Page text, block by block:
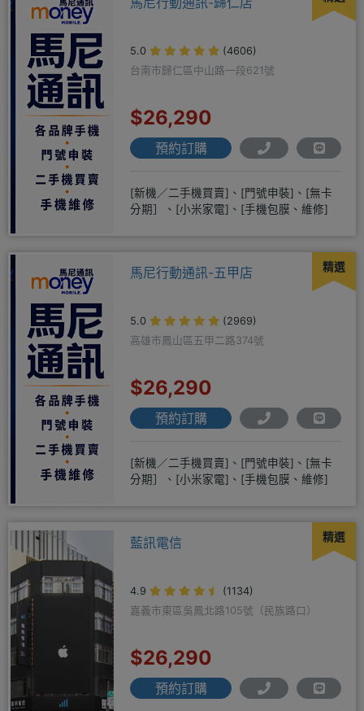
5.0
(4606)
台南市歸仁區中山路一段621號
$26,290
預約訂購
[新機／二手機買賣]、[門號申裝]、[無卡
分期］、[小米家電]、[手機包膜、維修]
精選
馬尼行動通訊-五甲店
5.0
(2969)
高雄市鳳山區五甲二路374號
$26,290
預約訂購
[新機／二手機買賣]、[門號申裝]、[無卡
分期］、[小米家電]、[手機包膜、維修]
精選
藍訊電信
4.9
(1134)
嘉義市東區吳鳳北路105號（民族路口）
$26,290
預約訂購